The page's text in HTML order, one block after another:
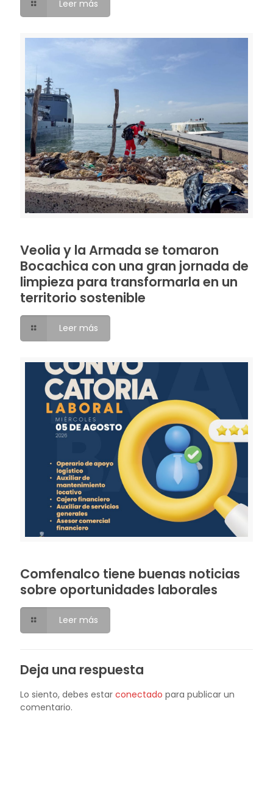
Leer más
Veolia y la Armada se tomaron
Bocachica con una gran jornada de
limpieza para transformarla en un
territorio sostenible
Leer más
Comfenalco tiene buenas noticias
sobre oportunidades laborales
Leer más
Deja una respuesta
Lo siento, debes estar conectado para publicar un
comentario.